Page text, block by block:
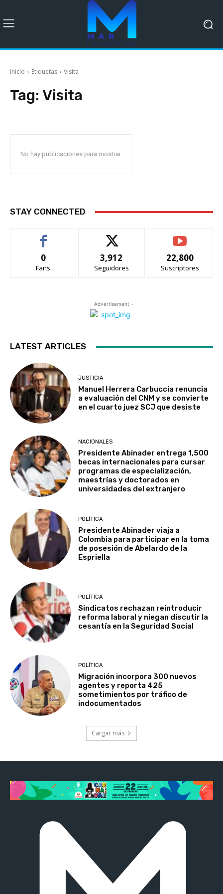
Inicio Etiquetas Visita
Tag: Visita
No hay publicaciones para mostrar
STAY CONNECTED
0
Fans
3,912
Seguidores
22,800
Suscriptores
- Advertisement -
LATEST ARTICLES
JUSTICIA
Manuel Herrera Carbuccia renuncia
a evaluación del CNM y se convierte
en el cuarto juez SCJ que desiste
NACIONALES
Presidente Abinader entrega 1,500
becas internacionales para cursar
programas de especialización,
maestrías y doctorados en
universidades del extranjero
POLÍTICA
Presidente Abinader viaja a
Colombia para participar en la toma
de posesión de Abelardo de la
Espriella
POLÍTICA
Sindicatos rechazan reintroducir
reforma laboral y niegan discutir la
cesantía en la Seguridad Social
POLÍTICA
Migración incorpora 300 nuevos
agentes y reporta 425
sometimientos por tráfico de
indocumentados
Cargar más